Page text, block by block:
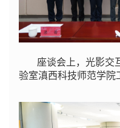
座谈会上，光影交
验室滇西科技师范学院